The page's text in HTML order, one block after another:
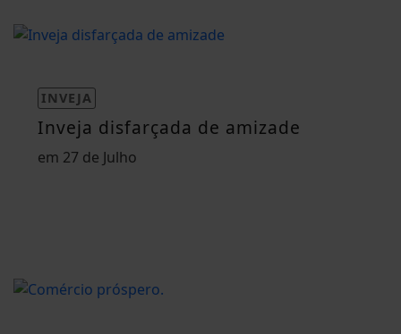
INVEJA
Inveja disfarçada de amizade
em 27 de Julho